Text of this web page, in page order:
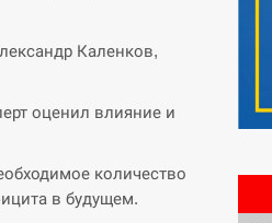
Каленков,
оценил влияние и
количество
в будущем.